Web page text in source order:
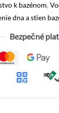
k bazénom,
dna a stien
Bezpečné